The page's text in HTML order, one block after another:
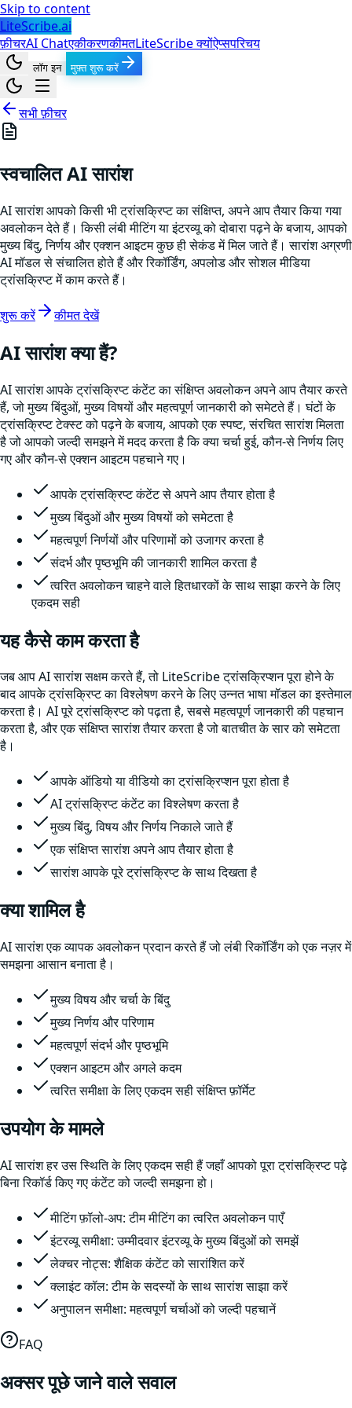
Skip to content
LiteScribe.ai
फ़ीचरAI ChatएकीकरणकीमतLiteScribe क्योंऐप्सपरिचय
लॉग इन मुफ़्त शुरू करें
सभी फ़ीचर
स्वचालित AI सारांश
AI सारांश आपको किसी भी ट्रांसक्रिप्ट का संक्षिप्त, अपने आप तैयार किया गया
अवलोकन देते हैं। किसी लंबी मीटिंग या इंटरव्यू को दोबारा पढ़ने के बजाय, आपको
मुख्य बिंदु, निर्णय और एक्शन आइटम कुछ ही सेकंड में मिल जाते हैं। सारांश अग्रणी
AI मॉडल से संचालित होते हैं और रिकॉर्डिंग, अपलोड और सोशल मीडिया
ट्रांसक्रिप्ट में काम करते हैं।
शुरू करें कीमत देखें
AI सारांश क्या हैं?
AI सारांश आपके ट्रांसक्रिप्ट कंटेंट का संक्षिप्त अवलोकन अपने आप तैयार करते
हैं, जो मुख्य बिंदुओं, मुख्य विषयों और महत्वपूर्ण जानकारी को समेटते हैं। घंटों के
ट्रांसक्रिप्ट टेक्स्ट को पढ़ने के बजाय, आपको एक स्पष्ट, संरचित सारांश मिलता
है जो आपको जल्दी समझने में मदद करता है कि क्या चर्चा हुई, कौन-से निर्णय लिए
गए और कौन-से एक्शन आइटम पहचाने गए।
आपके ट्रांसक्रिप्ट कंटेंट से अपने आप तैयार होता है
मुख्य बिंदुओं और मुख्य विषयों को समेटता है
महत्वपूर्ण निर्णयों और परिणामों को उजागर करता है
संदर्भ और पृष्ठभूमि की जानकारी शामिल करता है
त्वरित अवलोकन चाहने वाले हितधारकों के साथ साझा करने के लिए
एकदम सही
यह कैसे काम करता है
जब आप AI सारांश सक्षम करते हैं, तो LiteScribe ट्रांसक्रिप्शन पूरा होने के
बाद आपके ट्रांसक्रिप्ट का विश्लेषण करने के लिए उन्नत भाषा मॉडल का इस्तेमाल
करता है। AI पूरे ट्रांसक्रिप्ट को पढ़ता है, सबसे महत्वपूर्ण जानकारी की पहचान
करता है, और एक संक्षिप्त सारांश तैयार करता है जो बातचीत के सार को समेटता
है।
आपके ऑडियो या वीडियो का ट्रांसक्रिप्शन पूरा होता है
AI ट्रांसक्रिप्ट कंटेंट का विश्लेषण करता है
मुख्य बिंदु, विषय और निर्णय निकाले जाते हैं
एक संक्षिप्त सारांश अपने आप तैयार होता है
सारांश आपके पूरे ट्रांसक्रिप्ट के साथ दिखता है
क्या शामिल है
AI सारांश एक व्यापक अवलोकन प्रदान करते हैं जो लंबी रिकॉर्डिंग को एक नज़र में
समझना आसान बनाता है।
मुख्य विषय और चर्चा के बिंदु
मुख्य निर्णय और परिणाम
महत्वपूर्ण संदर्भ और पृष्ठभूमि
एक्शन आइटम और अगले कदम
त्वरित समीक्षा के लिए एकदम सही संक्षिप्त फ़ॉर्मेट
उपयोग के मामले
AI सारांश हर उस स्थिति के लिए एकदम सही हैं जहाँ आपको पूरा ट्रांसक्रिप्ट पढ़े
बिना रिकॉर्ड किए गए कंटेंट को जल्दी समझना हो।
मीटिंग फ़ॉलो-अप: टीम मीटिंग का त्वरित अवलोकन पाएँ
इंटरव्यू समीक्षा: उम्मीदवार इंटरव्यू के मुख्य बिंदुओं को समझें
लेक्चर नोट्स: शैक्षिक कंटेंट को सारांशित करें
क्लाइंट कॉल: टीम के सदस्यों के साथ सारांश साझा करें
अनुपालन समीक्षा: महत्वपूर्ण चर्चाओं को जल्दी पहचानें
FAQ
अक्सर पूछे जाने वाले सवाल